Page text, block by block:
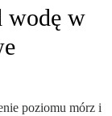
wodę w
poziomu mórz i